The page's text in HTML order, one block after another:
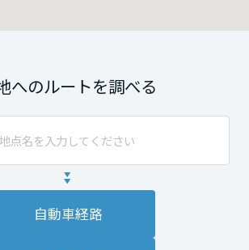
へのルートを調べる
自動車経路